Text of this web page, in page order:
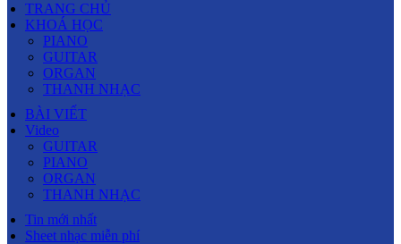
TRANG CHỦ
KHOÁ HỌC
PIANO
GUITAR
ORGAN
THANH NHẠC
BÀI VIẾT
Video
GUITAR
PIANO
ORGAN
THANH NHẠC
Tin mới nhất
Sheet nhạc miễn phí